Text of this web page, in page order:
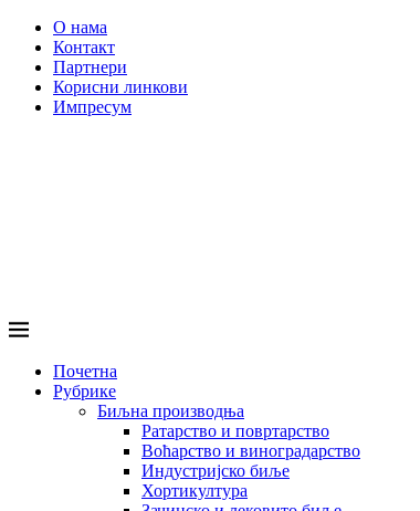
О нама
Контакт
Партнери
Корисни линкови
Импресум
Почетна
Рубрике
Биљна производња
Ратарство и повртарство
Воћарство и виноградарство
Индустријско биље
Хортикултура